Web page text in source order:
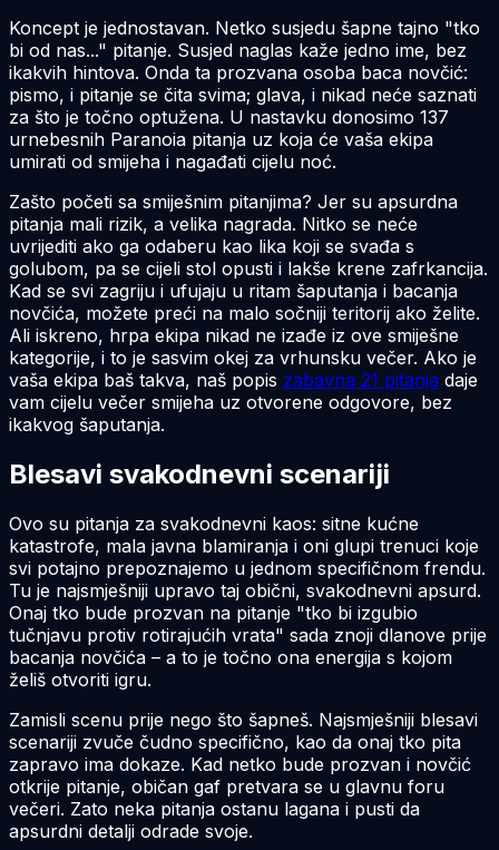
Koncept je jednostavan. Netko susjedu šapne tajno "tko
bi od nas..." pitanje. Susjed naglas kaže jedno ime, bez
ikakvih hintova. Onda ta prozvana osoba baca novčić:
pismo, i pitanje se čita svima; glava, i nikad neće saznati
za što je točno optužena. U nastavku donosimo 137
urnebesnih Paranoia pitanja uz koja će vaša ekipa
umirati od smijeha i nagađati cijelu noć.
Zašto početi sa smiješnim pitanjima? Jer su apsurdna
pitanja mali rizik, a velika nagrada. Nitko se neće
uvrijediti ako ga odaberu kao lika koji se svađa s
golubom, pa se cijeli stol opusti i lakše krene zafrkancija.
Kad se svi zagriju i ufujaju u ritam šaputanja i bacanja
novčića, možete preći na malo sočniji teritorij ako želite.
Ali iskreno, hrpa ekipa nikad ne izađe iz ove smiješne
kategorije, i to je sasvim okej za vrhunsku večer. Ako je
vaša ekipa baš takva, naš popis zabavna 21 pitanja daje
vam cijelu večer smijeha uz otvorene odgovore, bez
ikakvog šaputanja.
Blesavi svakodnevni scenariji
Ovo su pitanja za svakodnevni kaos: sitne kućne
katastrofe, mala javna blamiranja i oni glupi trenuci koje
svi potajno prepoznajemo u jednom specifičnom frendu.
Tu je najsmješniji upravo taj obični, svakodnevni apsurd.
Onaj tko bude prozvan na pitanje "tko bi izgubio
tučnjavu protiv rotirajućih vrata" sada znoji dlanove prije
bacanja novčića – a to je točno ona energija s kojom
želiš otvoriti igru.
Zamisli scenu prije nego što šapneš. Najsmješniji blesavi
scenariji zvuče čudno specifično, kao da onaj tko pita
zapravo ima dokaze. Kad netko bude prozvan i novčić
otkrije pitanje, običan gaf pretvara se u glavnu foru
večeri. Zato neka pitanja ostanu lagana i pusti da
apsurdni detalji odrade svoje.